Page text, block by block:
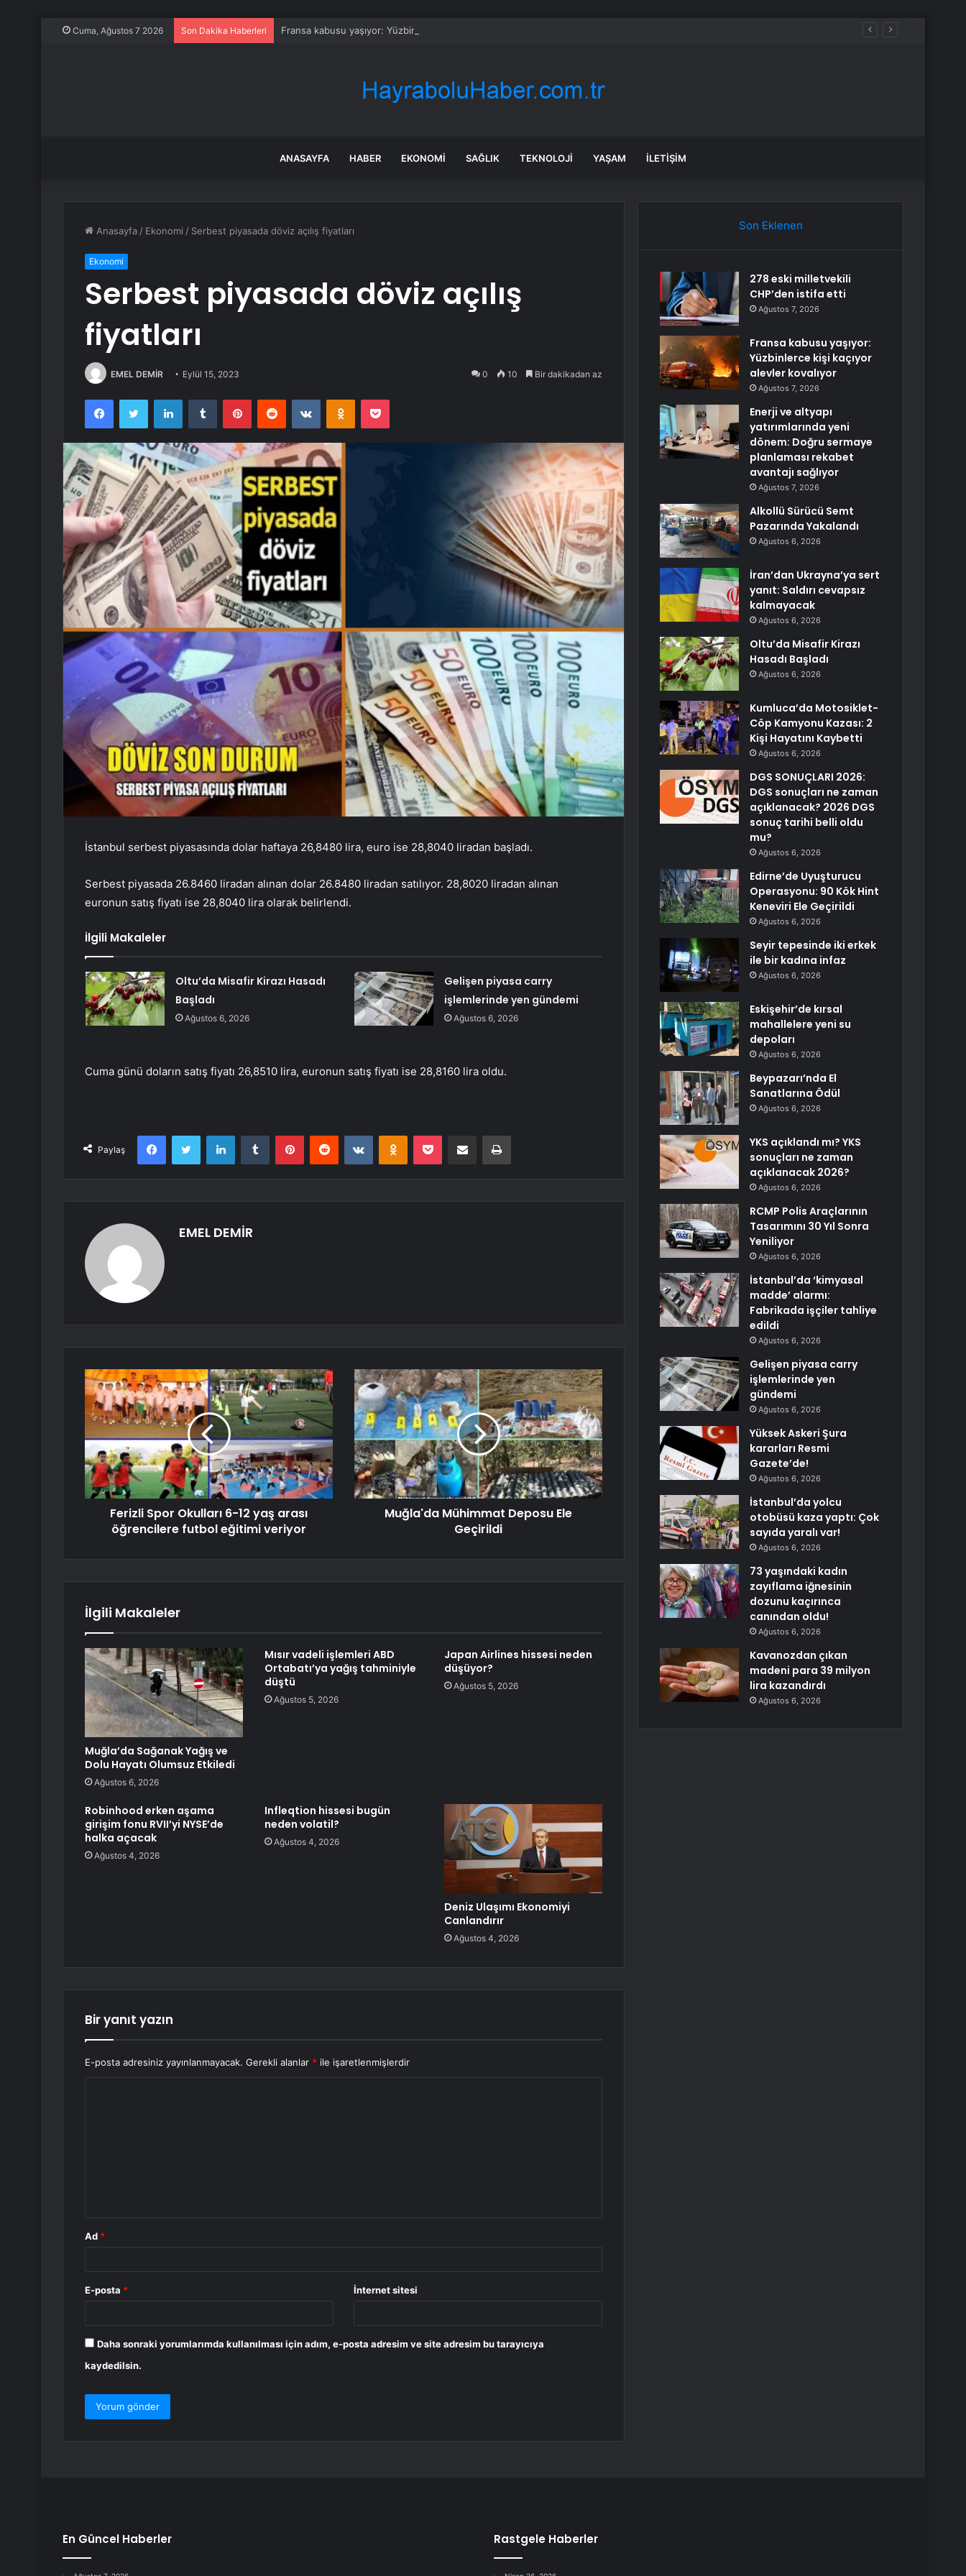
Cuma, Ağustos 7 2026 Son Dakika Haberleri Fransa kabusu yaşıyor: Yüzbinlerce kişi kaçıyor alevler kovalıyor
ANASAYFA HABER EKONOMI SAĞLIK TEKNOLOJI YAŞAM İLETIŞIM
Anasayfa / Ekonomi / Serbest piyasada döviz açılış fiyatları
Ekonomi
Serbest piyasada döviz açılış
fiyatları
EMEL DEMİR Eylül 15, 2023 0 10 Bir dakikadan az
FacebookTwitter LinkedInTumblr PinterestReddit VKontakteOdnoklassniki
Pocket
İstanbul serbest piyasasında dolar haftaya 26,8480 lira, euro ise 28,8040 liradan başladı.
Serbest piyasada 26.8460 liradan alınan dolar 26.8480 liradan satılıyor. 28,8020 liradan alınan
euronun satış fiyatı ise 28,8040 lira olarak belirlendi.
İlgili Makaleler
Oltu’da Misafir Kirazı Hasadı
Başladı
Ağustos 6, 2026
Gelişen piyasa carry
işlemlerinde yen gündemi
Ağustos 6, 2026
Cuma günü doların satış fiyatı 26,8510 lira, euronun satış fiyatı ise 28,8160 lira oldu.
Paylaş
FacebookTwitter LinkedInTumblr PinterestReddit VKontakteOdnoklassniki
Pocket E-Posta ile paylaş Yazdır
EMEL DEMİR
Ferizli Spor Okulları 6-12 yaş arası
öğrencilere futbol eğitimi veriyor
Muğla'da Mühimmat Deposu Ele
Geçirildi
İlgili Makaleler
Muğla’da Sağanak Yağış ve
Dolu Hayatı Olumsuz Etkiledi
Ağustos 6, 2026
Mısır vadeli işlemleri ABD
Ortabatı’ya yağış tahminiyle
düştü
Ağustos 5, 2026
Japan Airlines hissesi neden
düşüyor?
Ağustos 5, 2026
Robinhood erken aşama
girişim fonu RVII’yi NYSE’de
halka açacak
Ağustos 4, 2026
Infleqtion hissesi bugün
neden volatil?
Ağustos 4, 2026
Deniz Ulaşımı Ekonomiyi
Canlandırır
Ağustos 4, 2026
Bir yanıt yazın
E-posta adresiniz yayınlanmayacak. Gerekli alanlar * ile işaretlenmişlerdir
Ad *
E-posta * İnternet sitesi
Daha sonraki yorumlarımda kullanılması için adım, e-posta adresim ve site adresim bu tarayıcıya
kaydedilsin.
Son Eklenen
278 eski milletvekili
CHP’den istifa etti
Ağustos 7, 2026
Fransa kabusu yaşıyor:
Yüzbinlerce kişi kaçıyor
alevler kovalıyor
Ağustos 7, 2026
Enerji ve altyapı
yatırımlarında yeni
dönem: Doğru sermaye
planlaması rekabet
avantajı sağlıyor
Ağustos 7, 2026
Alkollü Sürücü Semt
Pazarında Yakalandı
Ağustos 6, 2026
İran’dan Ukrayna’ya sert
yanıt: Saldırı cevapsız
kalmayacak
Ağustos 6, 2026
Oltu’da Misafir Kirazı
Hasadı Başladı
Ağustos 6, 2026
Kumluca’da Motosiklet-
Cöp Kamyonu Kazası: 2
Kişi Hayatını Kaybetti
Ağustos 6, 2026
DGS SONUÇLARI 2026:
DGS sonuçları ne zaman
açıklanacak? 2026 DGS
sonuç tarihi belli oldu
mu?
Ağustos 6, 2026
Edirne’de Uyuşturucu
Operasyonu: 90 Kök Hint
Keneviri Ele Geçirildi
Ağustos 6, 2026
Seyir tepesinde iki erkek
ile bir kadına infaz
Ağustos 6, 2026
Eskişehir’de kırsal
mahallelere yeni su
depoları
Ağustos 6, 2026
Beypazarı’nda El
Sanatlarına Ödül
Ağustos 6, 2026
YKS açıklandı mı? YKS
sonuçları ne zaman
açıklanacak 2026?
Ağustos 6, 2026
RCMP Polis Araçlarının
Tasarımını 30 Yıl Sonra
Yeniliyor
Ağustos 6, 2026
İstanbul’da ‘kimyasal
madde’ alarmı:
Fabrikada işçiler tahliye
edildi
Ağustos 6, 2026
Gelişen piyasa carry
işlemlerinde yen
gündemi
Ağustos 6, 2026
Yüksek Askeri Şura
kararları Resmi
Gazete’de!
Ağustos 6, 2026
İstanbul’da yolcu
otobüsü kaza yaptı: Çok
sayıda yaralı var!
Ağustos 6, 2026
73 yaşındaki kadın
zayıflama iğnesinin
dozunu kaçırınca
canından oldu!
Ağustos 6, 2026
Kavanozdan çıkan
madeni para 39 milyon
lira kazandırdı
Ağustos 6, 2026
En Güncel Haberler Rastgele Haberler